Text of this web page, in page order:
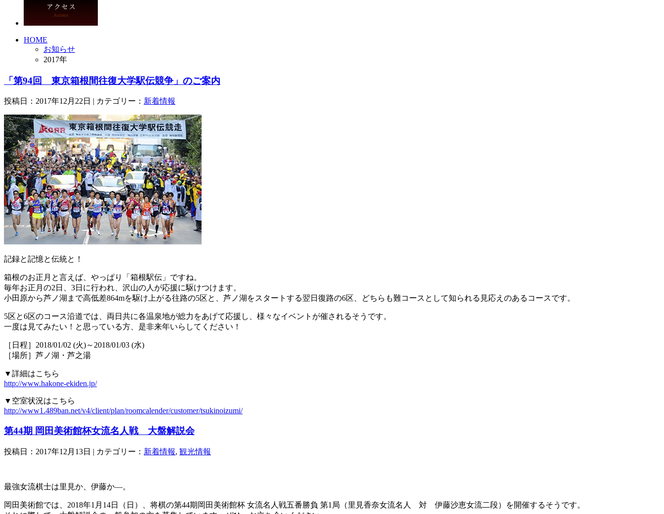
HOME
お知らせ
2017年
「第94回 東京箱根間往復大学駅伝競争」のご案内
投稿日：2017年12月22日 | カテゴリー： 新着情報
記録と記憶と伝統と！
箱根のお正月と言えば、やっぱり「箱根駅伝」ですね。
毎年お正月の2日、3日に行われ、沢山の人が応援に駆けつけます。
小田原から芦ノ湖まで高低差864mを駆け上がる往路の5区と、芦ノ湖をスタートする翌日復路の6区、どちらも難コースとして知られる見応えのあるコースです。
5区と6区のコース沿道では、両日共に各温泉地が総力をあげて応援し、様々なイベントが催されるそうです。
一度は見てみたい！と思っている方、是非来年いらしてください！
［日程］2018/01/02 (火)～2018/01/03 (水)
［場所］芦ノ湖・芦之湯
▼詳細はこちら
http://www.hakone-ekiden.jp/
▼空室状況はこちら
http://www1.489ban.net/v4/client/plan/roomcalender/customer/tsukinoizumi/
第44期 岡田美術館杯女流名人戦 大盤解説会
投稿日：2017年12月13日 | カテゴリー： 新着情報, 観光情報
最強女流棋士は里見か、伊藤か―。
岡田美術館では、2018年1月14日（日）、将棋の第44期岡田美術館杯 女流名人戦五番勝負 第1局（里見香奈女流名人 対 伊藤沙恵女流二段）を開催するそうです。